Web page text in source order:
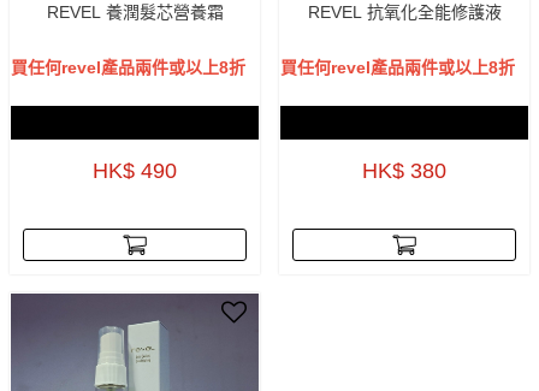
REVEL 養潤髮芯營養霜
買任何revel產品兩件或以上8折
HK$ 490
REVEL 抗氧化全能修護液
買任何revel產品兩件或以上8折
HK$ 380